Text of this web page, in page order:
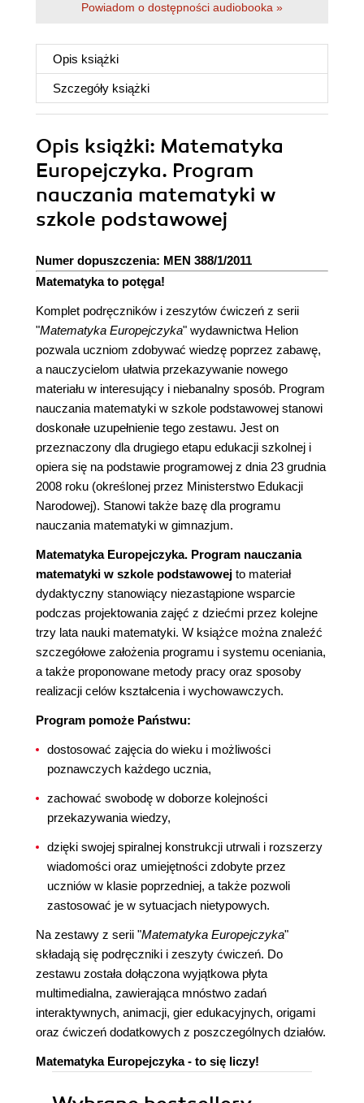
Powiadom o dostępności audiobooka »
Opis książki
Szczegóły książki
Opis książki: Matematyka
Europejczyka. Program
nauczania matematyki w
szkole podstawowej
Numer dopuszczenia: MEN 388/1/2011
Matematyka to potęga!
Komplet podręczników i zeszytów ćwiczeń z serii
"Matematyka Europejczyka" wydawnictwa Helion
pozwala uczniom zdobywać wiedzę poprzez zabawę,
a nauczycielom ułatwia przekazywanie nowego
materiału w interesujący i niebanalny sposób. Program
nauczania matematyki w szkole podstawowej stanowi
doskonałe uzupełnienie tego zestawu. Jest on
przeznaczony dla drugiego etapu edukacji szkolnej i
opiera się na podstawie programowej z dnia 23 grudnia
2008 roku (określonej przez Ministerstwo Edukacji
Narodowej). Stanowi także bazę dla programu
nauczania matematyki w gimnazjum.
Matematyka Europejczyka. Program nauczania
matematyki w szkole podstawowej to materiał
dydaktyczny stanowiący niezastąpione wsparcie
podczas projektowania zajęć z dziećmi przez kolejne
trzy lata nauki matematyki. W książce można znaleźć
szczegółowe założenia programu i systemu oceniania,
a także proponowane metody pracy oraz sposoby
realizacji celów kształcenia i wychowawczych.
Program pomoże Państwu:
dostosować zajęcia do wieku i możliwości
poznawczych każdego ucznia,
zachować swobodę w doborze kolejności
przekazywania wiedzy,
dzięki swojej spiralnej konstrukcji utrwali i rozszerzy
wiadomości oraz umiejętności zdobyte przez
uczniów w klasie poprzedniej, a także pozwoli
zastosować je w sytuacjach nietypowych.
Na zestawy z serii "Matematyka Europejczyka"
składają się podręczniki i zeszyty ćwiczeń. Do
zestawu została dołączona wyjątkowa płyta
multimedialna, zawierająca mnóstwo zadań
interaktywnych, animacji, gier edukacyjnych, origami
oraz ćwiczeń dodatkowych z poszczególnych działów.
Matematyka Europejczyka - to się liczy!